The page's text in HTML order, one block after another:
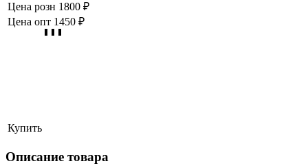
Цена розн 1800 ₽
Цена опт 1450 ₽
Купить
Описание товара